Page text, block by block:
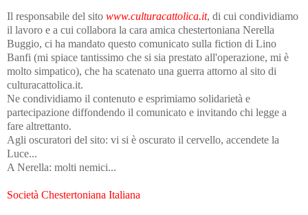
Il responsabile del sito www.culturacattolica.it, di cui condividiamo
il lavoro e a cui collabora la cara amica chestertoniana Nerella
Buggio, ci ha mandato questo comunicato sulla fiction di Lino
Banfi (mi spiace tantissimo che si sia prestato all'operazione, mi è
molto simpatico), che ha scatenato una guerra attorno al sito di
culturacattolica.it.
Ne condividiamo il contenuto e esprimiamo solidarietà e
partecipazione diffondendo il comunicato e invitando chi legge a
fare altrettanto.
Agli oscuratori del sito: vi si è oscurato il cervello, accendete la
Luce...
A Nerella: molti nemici...
Società Chestertoniana Italiana